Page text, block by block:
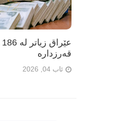
قەرزدارە
ئاب 04, 2026